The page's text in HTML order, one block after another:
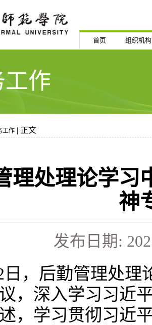
首页 组织机构
作
工作 | 正文
理处理论学习
神
发布日期:
日，后勤管理处理
，深入学习习近
，学习贯彻习近